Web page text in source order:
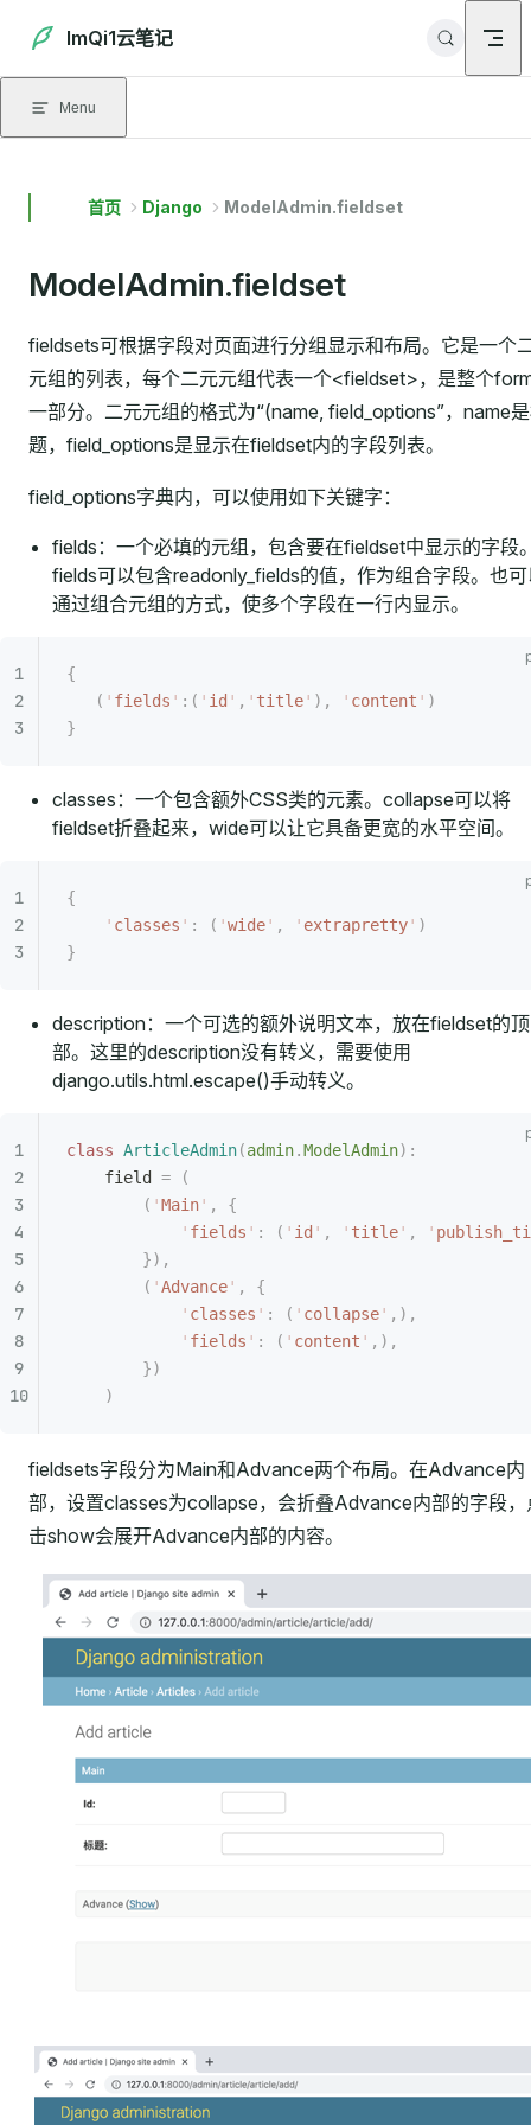
Skip to content
ImQi1云笔记
Menu
首页 Django ModelAdmin.fieldset
ModelAdmin.fieldset
fieldsets可根据字段对页面进行分组显示和布局。它是一个
元组的列表，每个二元元组代表一个<fieldset>，是整个
一部分。二元元组的格式为“(name, field_options”，name
题，field_options是显示在fieldset内的字段列表。
field_options字典内，可以使用如下关键字：
fields：一个必填的元组，包含要在fieldset中显示的字段
fields可以包含readonly_fields的值，作为组合字段。也
通过组合元组的方式，使多个字段在一行内显示。
{
   (
' fields ' :( ' id ' , ' title' ), ' content ' )
}
classes：一个包含额外CSS类的元素。collapse可以将
fieldset折叠起来，wide可以让它具备更宽的水平空间。
{
    '
classes ' : ( 'wide' , ' extrapretty' )
}
description：一个可选的额外说明文本，放在fieldset的顶
部。这里的description没有转义，需要使用
django.utils.html.escape()手动转义。
class ArticleAdmin(admin.ModelAdmin):
    field
= (
    	(
'Main' ,
{
            '
fields ' : ( ' id ' , ' title' , '
        }),
    	(
'Advance' ,
{
            '
classes ' : ( ' collapse' ,),
            '
fields ' : ( ' content ' ,),
        })
    )
fieldsets字段分为Main和Advance两个布局。在Advance内
部，设置classes为collapse，会折叠Advance内部的字段，
击show会展开Advance内部的内容。